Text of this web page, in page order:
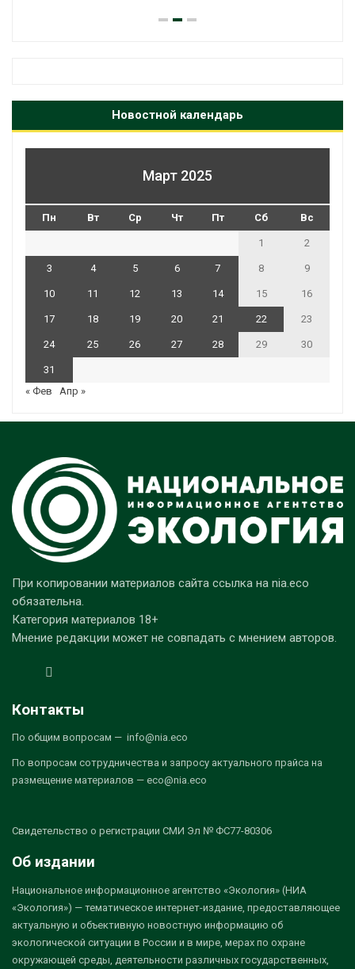
Новостной календарь
Март 2025
Пн Вт Ср Чт Пт Сб Вс
1 2
3 4 5 6 7 8 9
10 11 12 13 14 15 16
17 18 19 20 21 22 23
24 25 26 27 28 29 30
31
« Фев
Апр »
При копировании материалов сайта ссылка на nia.eco
обязательна.
Категория материалов 18+
Мнение редакции может не совпадать с мнением авторов.
Контакты
По общим вопросам — info@nia.eco
По вопросам сотрудничества и запросу актуального прайса на
размещение материалов — eco@nia.eco
Свидетельство о регистрации СМИ Эл № ФС77-80306
Об издании
Национальное информационное агентство «Экология» (НИА
«Экология») — тематическое интернет-издание, предоставляющее
актуальную и объективную новостную информацию об
экологической ситуации в России и в мире, мерах по охране
окружающей среды, деятельности различных государственных,